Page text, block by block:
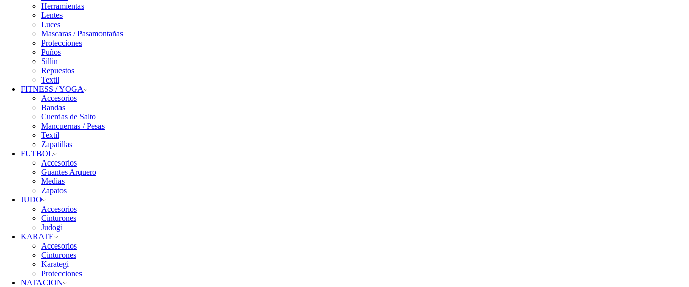
Herramientas
Lentes
Luces
Mascaras / Pasamontañas
Protecciones
Puños
Sillin
Repuestos
Textil
FITNESS / YOGA
Accesorios
Bandas
Cuerdas de Salto
Mancuernas / Pesas
Textil
Zapatillas
FUTBOL
Accesorios
Guantes Arquero
Medias
Zapatos
JUDO
Accesorios
Cinturones
Judogi
KARATE
Accesorios
Cinturones
Karategi
Protecciones
NATACION